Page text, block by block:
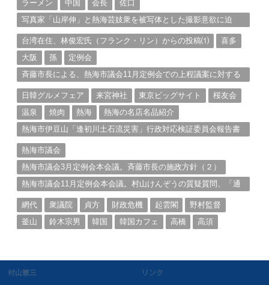
ラーメン
中国 会長
佐口
写真家「山岸伸」と熱海芸妓衆を被写体とした撮影意欲に迫
台湾在住、林俊宏氏（フランク・リン）からの投稿⑴
喜多
大阪
孫
定例会
斉藤市長による、熱海市議会11月定例会での上程議案に対する
日韓グルメフェア
来宮神社 東京ビッグサイト
桜友会
温泉
焼肉 熱海
熱海の名店名品紹介
熱海市伊豆山「逢初川土石流災害」行政対応検証委員会報告書
熱海市議会
熱海市議会3月定例会本会議。斉藤市長の施政方針（２）
熱海市議会11月定例会本会議。村山けんぞうの質疑質問、「通
網代
衆議院 貞方 財政危機 起雲閣
野村監督
釜山
鈴木宗男 韓国 韓国カフェ 高橋 高須
村山憲三 リンク